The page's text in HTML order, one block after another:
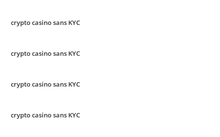
crypto casino sans KYC
crypto casino sans KYC
crypto casino sans KYC
crypto casino sans KYC